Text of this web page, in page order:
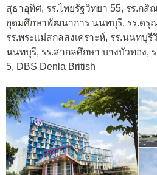
สุธาอุทิศ, รร.ไทยรัฐวิทยา 55, รร.กสิ
อุดมศึกษาพัฒนาการ นนทบุรี, รร.ดรุ
รร.พระแม่สกลสงเคราะห์, รร.นนทบุรี
นนทบุรี, รร.สากลศึกษา บางบัวทอง,
5, DBS Denla British